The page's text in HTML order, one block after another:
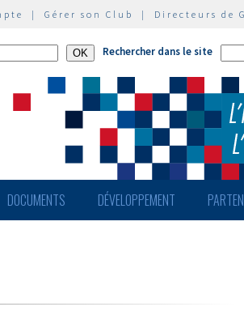
| Gérer son Club | Directeurs de
Rechercher dans le site
DOCUMENTS DÉVELOPPEMENT